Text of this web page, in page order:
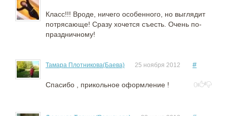
Класс!!! Вроде, ничего особенного, но выглядит
потрясающе! Сразу хочется съесть. Очень по-
праздничному!
Тамара Плотникова(Баева) 25 ноября 2012 #
0
Спасибо , прикольное оформление !